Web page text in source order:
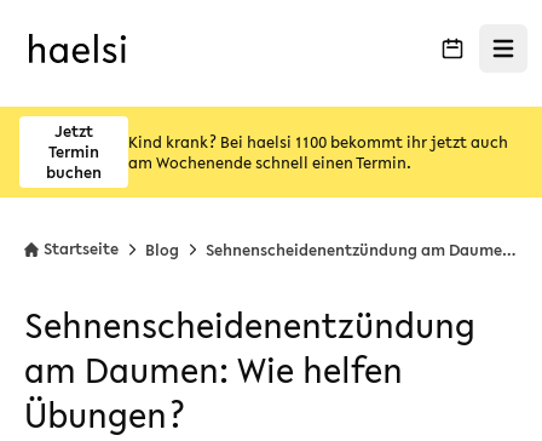
Menü
Jetzt
Termin
buchen
Kind krank? Bei haelsi 1100 bekommt ihr jetzt auch
am Wochenende schnell einen Termin.
Startseite Blog Sehnenscheidenentzündung am Daumen: Wie helfen Übungen?
Sehnenscheidenentzündung
am Daumen: Wie helfen
Übungen?